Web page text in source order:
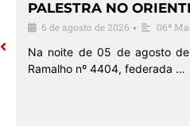
PALESTRA NO
6 de agosto de 2026 • 06ª
Na noite de 05 de agosto
Ramalho nº 4404, federada …